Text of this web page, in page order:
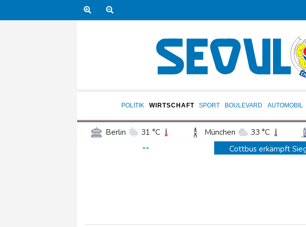
POLITIK WIRTSCHAFT SPORT BOULEVARD AUTOMOBIL
Berlin 31 °C München 33 °C
Frankfurt am Main
Potsdam 32
-- Cottbus erkämpft
Flugstreichungen
Verkehrsminister